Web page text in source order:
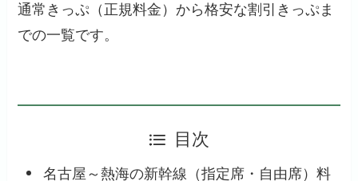
通常きっぷ（正規料金）から格安な割引きっぷま
での一覧です。
目次
名古屋～熱海の新幹線（指定席・自由席）料